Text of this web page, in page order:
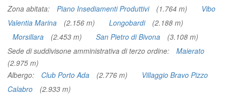
Zona abitata:
Piano Insediamenti Produttivi (1.764 m)
Vibo
Valentia Marina
(2.156 m) Longobardi
(2.188 m)
Morsillara
(2.453 m) San Pietro di Bivona
(3.108 m)
Sede di suddivisone amministrativa di terzo ordine:
Maierato
(2.975 m)
Albergo:
Club Porto Ada (2.776 m)
Villaggio Bravo Pizzo
Calabro
(2.933 m)